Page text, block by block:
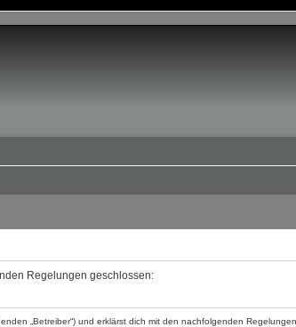
Regelungen geschlossen:
„Betreiber“) und erklärst dich mit den nachfolgenden